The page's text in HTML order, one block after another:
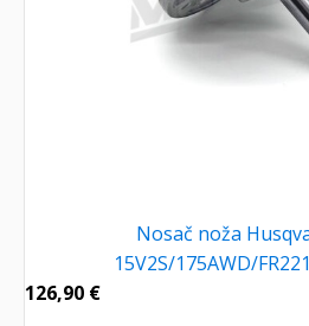
Nosač noža
15V2S/175AWD/
126,90 €